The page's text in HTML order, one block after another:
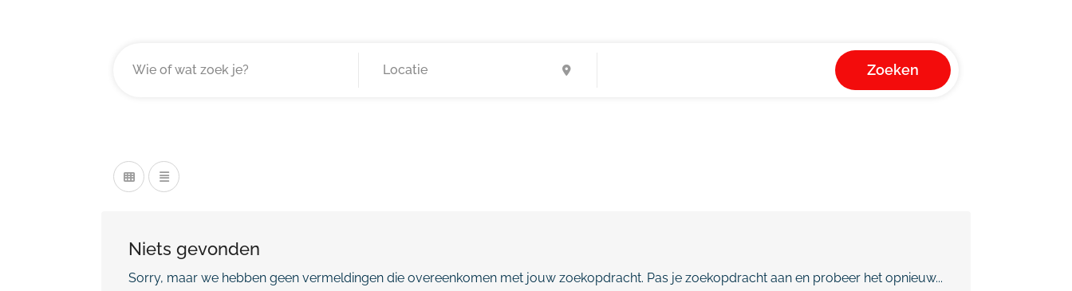
Zoeken
Niets gevonden
Sorry, maar we hebben geen vermeldingen die overeenkomen met jouw zoekopdracht. Pas je zoekopdracht aan en probeer het opnieuw...